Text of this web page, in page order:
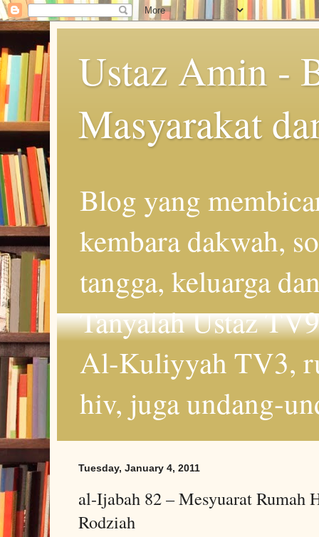
Ustaz Amin -
Masyarakat
Blog yang
kembara dakwah,
tangga, keluarga
Tanyalah Ustaz
Al-Kuliyyah TV3,
hiv, juga undang-
Tuesday, January 4, 2011
al-Ijabah 82 – Mesyuarat Rumah
Rodziah